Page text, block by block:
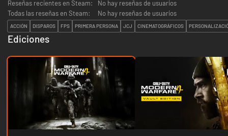
Reseñas recientes en Steam:
No hay reseñas de usuarios
Todas las reseñas en Steam:
No hay reseñas de usuarios
ACCIÓN DISPAROS FPS PRIMERA PERSONA JCJ CINEMATOGRÁFICOS
Ediciones